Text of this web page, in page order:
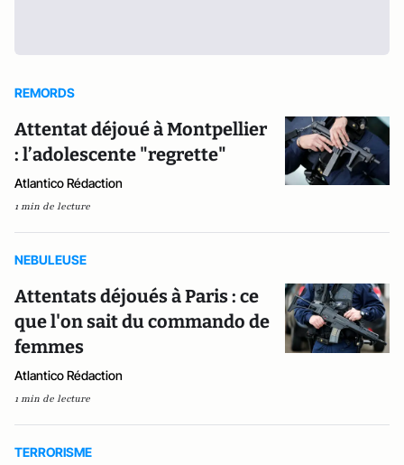
REMORDS
Attentat déjoué à Montpellier
: l’adolescente "regrette"
Atlantico Rédaction
1 min de lecture
NEBULEUSE
Attentats déjoués à Paris : ce
que l'on sait du commando de
femmes
Atlantico Rédaction
1 min de lecture
TERRORISME